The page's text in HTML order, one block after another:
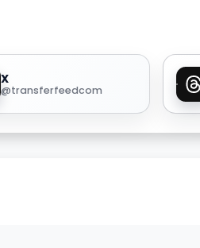
X
@transferfeedcom